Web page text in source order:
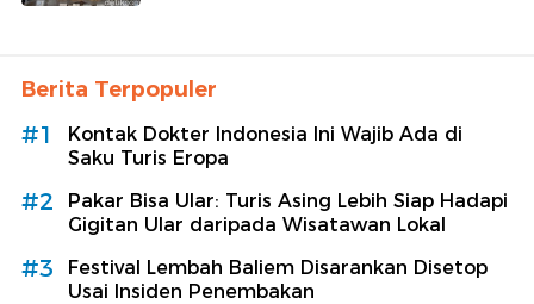
Berita Terpopuler
#1
Kontak Dokter Indonesia Ini Wajib Ada di
Saku Turis Eropa
#2
Pakar Bisa Ular: Turis Asing Lebih Siap Hadapi
Gigitan Ular daripada Wisatawan Lokal
#3
Festival Lembah Baliem Disarankan Disetop
Usai Insiden Penembakan